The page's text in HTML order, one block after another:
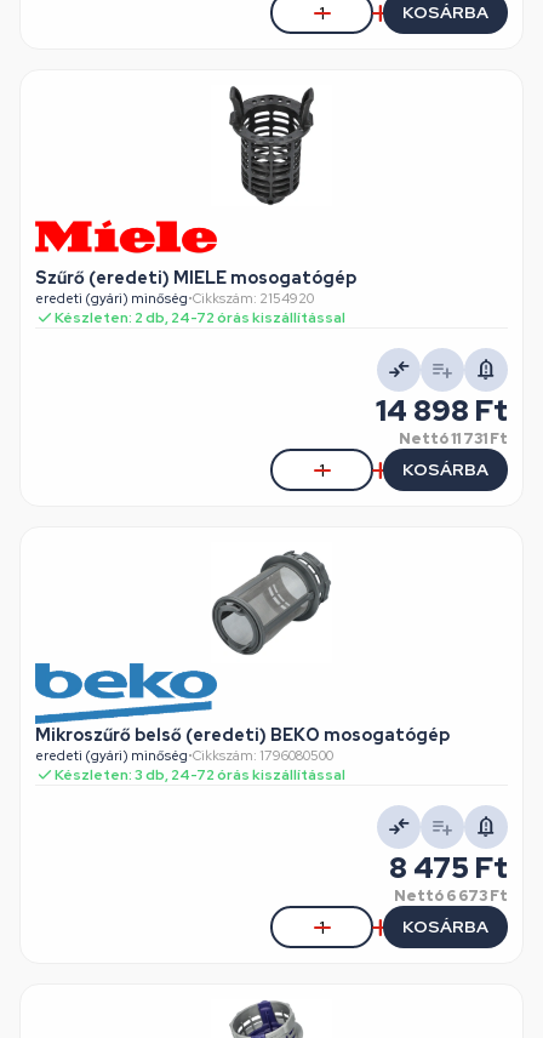
KOSÁRBA
Szűrő (eredeti) MIELE mosogatógép
eredeti (gyári) minőség•Cikkszám: 2154920
Készleten: 2 db, 24-72 órás kiszállítással
14 898 Ft
Nettó11 731 Ft
KOSÁRBA
Mikroszűrő belső (eredeti) BEKO mosogatógép
eredeti (gyári) minőség•Cikkszám: 1796080500
Készleten: 3 db, 24-72 órás kiszállítással
8 475 Ft
Nettó6 673 Ft
KOSÁRBA